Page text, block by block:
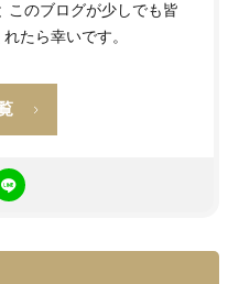
このブログが少しでも皆
たら幸いです。